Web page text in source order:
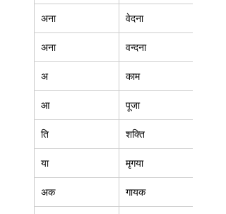
अना वेदना
अना वन्दना
अ काम
आ पूजा
ति शक्ति
या मृगया
अक गायक